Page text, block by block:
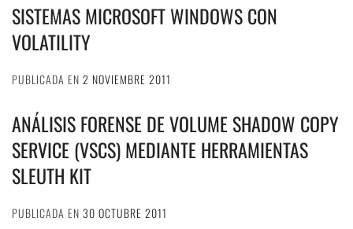
SISTEMAS MICROSOFT WINDOWS CON
VOLATILITY
PUBLICADA EN 2 NOVIEMBRE 2011
ANÁLISIS FORENSE DE VOLUME SHADOW COPY
SERVICE (VSCS) MEDIANTE HERRAMIENTAS
SLEUTH KIT
PUBLICADA EN 30 OCTUBRE 2011